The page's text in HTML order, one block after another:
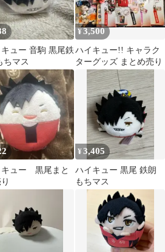
ュー 音駒 黒尾鉄
ちマス
¥3,500
ハイキュー!! キャラク
ターグッズ まとめ売り
キュー 黒尾まと
¥3,405
ハイキュー 黒尾 鉄朗
もちマス